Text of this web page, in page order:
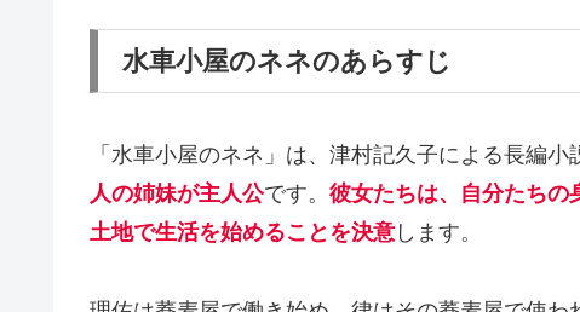
水車小屋のネネのあらすじ
「水車小屋のネネ」は、津村記久子による長編小
人の姉妹が主人公です。 彼女たちは、自分たちの
土地で生活を始めることを決意 します。